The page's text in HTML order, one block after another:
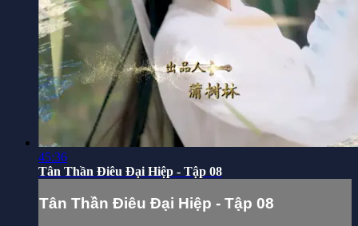
45:36
Tân Thần Điêu Đại Hiệp - Tập 08
Tân Thần Điêu Đại Hiệp - Tập 08